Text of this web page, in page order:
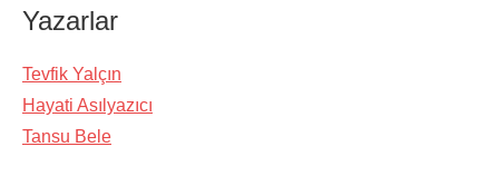
Yazarlar
Tevfik Yalçın
Hayati Asılyazıcı
Tansu Bele